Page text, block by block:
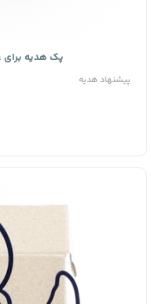
پک هدیه برای
پیشنهاد هدیه